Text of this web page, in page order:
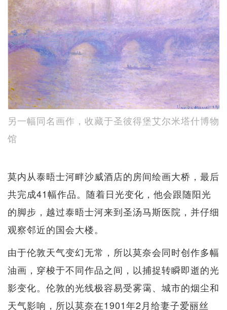
另一幅同名画作，收藏于圣彼得堡艾尔米塔什博物
馆
莫内从泰晤士河畔沙威酒店的房间绘画大桥，最后
共完成41幅作品。随着日光变化，他会跟随阳光
的脚步，越过泰晤士河来到圣汤马斯医院，并仔细
观察邻近的国会大楼。
由于伦敦天气变幻无常，所以莫奈会同时创作多幅
油画，穿梭于不同作品之间，以捕捉转瞬即逝的光
影变化。伦敦的光线极容易受雾霭、城市的烟尘和
天气影响，所以莫奈在1901年2月给妻子爱丽丝